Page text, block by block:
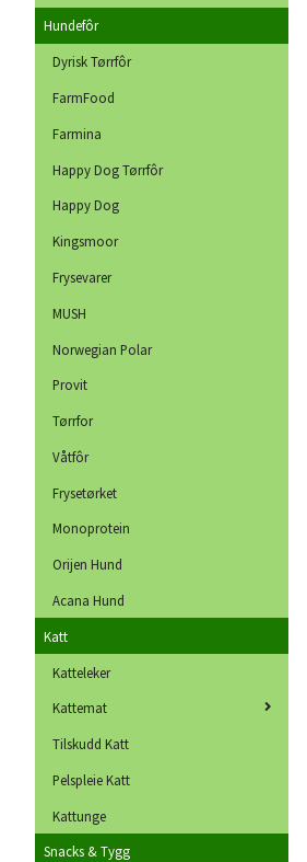
Hundefôr
Dyrisk Tørrfôr
FarmFood
Farmina
Happy Dog Tørrfôr
Happy Dog
Kingsmoor
Frysevarer
MUSH
Norwegian Polar
Provit
Tørrfor
Våtfôr
Frysetørket
Monoprotein
Orijen Hund
Acana Hund
Katt
Katteleker
Kattemat
Tilskudd Katt
Pelspleie Katt
Kattunge
Snacks & Tygg